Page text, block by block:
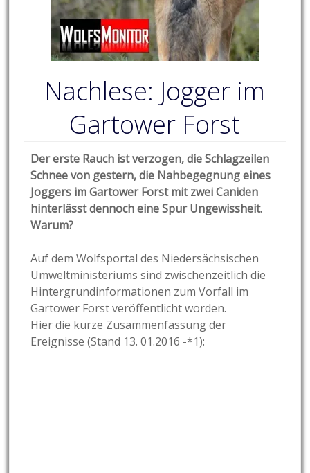
Nachlese: Jogger im
Gartower Forst
Der erste Rauch ist verzogen, die Schlagzeilen
Schnee von gestern, die Nahbegegnung eines
Joggers im Gartower Forst mit zwei Caniden
hinterlässt dennoch eine Spur Ungewissheit.
Warum?
Auf dem Wolfsportal des Niedersächsischen
Umweltministeriums sind zwischenzeitlich die
Hintergrundinformationen zum Vorfall im
Gartower Forst veröffentlicht worden.
Hier die kurze Zusammenfassung der
Ereignisse (Stand 13. 01.2016 -*1):